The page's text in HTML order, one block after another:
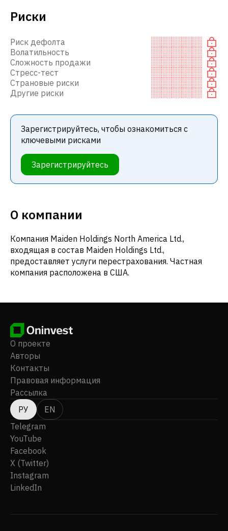
Риски
Риск дефолта
Волатильность
Сложность продажи
Стресс-тест
Страновые риски
Другие риски
Зарегистрируйтесь, чтобы ознакомиться с
ключевыми рисками
Зарегистрируйтесь
О компании
Компания Maiden Holdings North America Ltd.,
входящая в состав Maiden Holdings Ltd.,
предоставляет услуги перестрахования. Частная
компания расположена в США.
О проекте
Авторы
Контакты
Правовая информация
Рассылка
РУ
EN
Telegram
YouTube
Facebook
X (Twitter)
Instagram
LinkedIn